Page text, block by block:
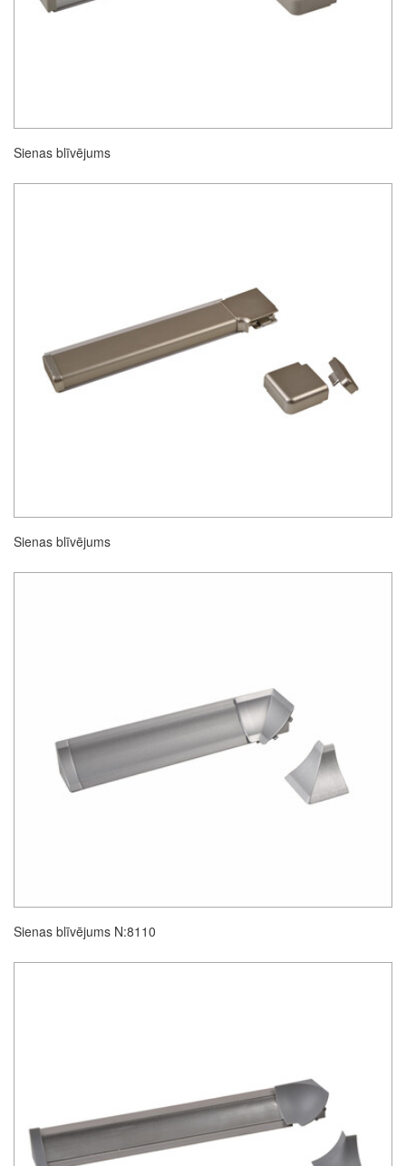
Sienas blīvējums
Sienas blīvējums
Sienas blīvējums N:8110